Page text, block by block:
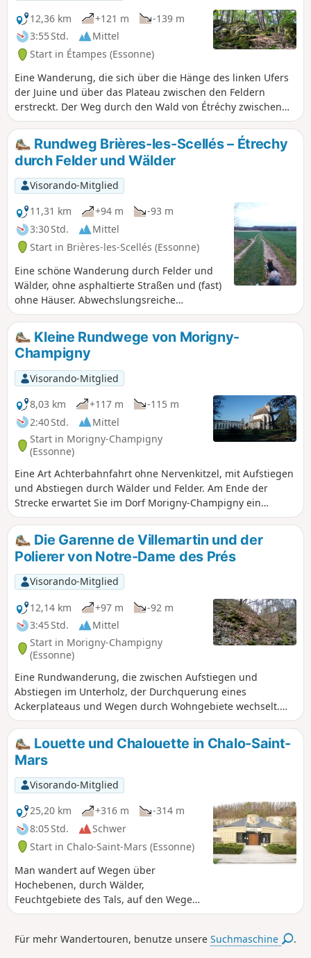
12,36 km
+121 m
-139 m
3:55 Std.
Mittel
Start in Étampes (Essonne)
Eine Wanderung, die sich über die Hänge des linken Ufers
der Juine und über das Plateau zwischen den Feldern
erstreckt. Der Weg durch den Wald von Étréchy zwischen
den Felsblöcken ist sehr angenehm.
Rundweg Brières-les-Scellés – Étrechy
durch Felder und Wälder
Visorando-Mitglied
11,31 km
+94 m
-93 m
3:30 Std.
Mittel
Start in Brières-les-Scellés (Essonne)
Eine schöne Wanderung durch Felder und
Wälder, ohne asphaltierte Straßen und (fast)
ohne Häuser. Abwechslungsreiche
Landschaften, Tal, Wald, Felsen,
Pferdegestüt, Pinienwald, mit schönen
Picknickplätzen. Ein großes Stück Natur!
Kleine Rundwege von Morigny-
Champigny
Visorando-Mitglied
8,03 km
+117 m
-115 m
2:40 Std.
Mittel
Start in Morigny-Champigny
(Essonne)
Eine Art Achterbahnfahrt ohne Nervenkitzel, mit Aufstiegen
und Abstiegen durch Wälder und Felder. Am Ende der
Strecke erwartet Sie im Dorf Morigny-Champigny ein
schöner Park mit Bäumen, ein kleines Schloss und die
Kirche einer ehemaligen Abtei.
Die Garenne de Villemartin und der
Polierer von Notre-Dame des Prés
Visorando-Mitglied
12,14 km
+97 m
-92 m
3:45 Std.
Mittel
Start in Morigny-Champigny
(Essonne)
Eine Rundwanderung, die zwischen Aufstiegen und
Abstiegen im Unterholz, der Durchquerung eines
Ackerplateaus und Wegen durch Wohngebiete wechselt.
Ein Abstecher hin und zurück ermöglicht den Besuch einer
Polierwerkstatt aus der Jungsteinzeit.
Louette und Chalouette in Chalo-Saint-
Mars
Visorando-Mitglied
25,20 km
+316 m
-314 m
8:05 Std.
Schwer
Start in Chalo-Saint-Mars (Essonne)
Man wandert auf Wegen über
Hochebenen, durch Wälder,
Feuchtgebiete des Tals, auf den Wegen
und Pfaden der Rundwege Louette,
Plattform der ehemaligen SNCF-Strecke
Für mehr Wandertouren, benutze unsereSuchmaschine .